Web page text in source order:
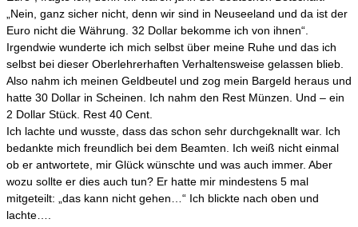
„Nein, ganz sicher nicht, denn wir sind in Neuseeland und da ist der
Euro nicht die Währung. 32 Dollar bekomme ich von ihnen“.
Irgendwie wunderte ich mich selbst über meine Ruhe und das ich
selbst bei dieser Oberlehrerhaften Verhaltensweise gelassen blieb.
Also nahm ich meinen Geldbeutel und zog mein Bargeld heraus und
hatte 30 Dollar in Scheinen. Ich nahm den Rest Münzen. Und – ein
2 Dollar Stück. Rest 40 Cent.
Ich lachte und wusste, dass das schon sehr durchgeknallt war. Ich
bedankte mich freundlich bei dem Beamten. Ich weiß nicht einmal
ob er antwortete, mir Glück wünschte und was auch immer. Aber
wozu sollte er dies auch tun? Er hatte mir mindestens 5 mal
mitgeteilt: „das kann nicht gehen…“ Ich blickte nach oben und
lachte….